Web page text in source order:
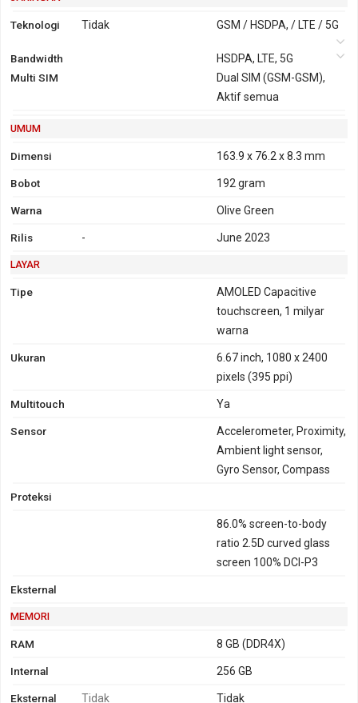
Teknologi Tidak GSM / HSDPA, / LTE / 5G
2G
HSDPA, 850,
900, 1900,
Bandwidth
HSDPA, LTE, 5G
Multi SIM
Dual SIM (GSM-GSM),
Aktif semua
UMUM
Dimensi 163.9 x 76.2 x 8.3 mm
Bobot 192 gram
Warna Olive Green
Rilis - June 2023
LAYAR
Tipe
AMOLED Capacitive
touchscreen, 1 milyar
warna
Ukuran
6.67 inch, 1080 x 2400
pixels (395 ppi)
Multitouch Ya
Sensor
Accelerometer, Proximity,
Ambient light sensor,
Gyro Sensor, Compass
Proteksi
86.0% screen-to-body
ratio 2.5D curved glass
screen 100% DCI-P3
Eksternal
MEMORI
RAM 8 GB (DDR4X)
Internal 256 GB
Eksternal Tidak Tidak